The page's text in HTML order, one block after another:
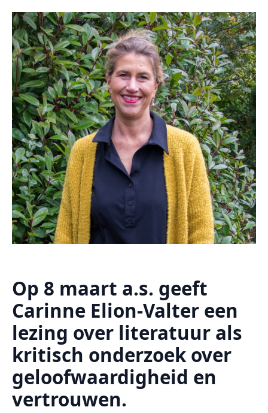
Op 8 maart a.s. geeft
Carinne Elion-Valter een
lezing over literatuur als
kritisch onderzoek over
geloofwaardigheid en
vertrouwen.